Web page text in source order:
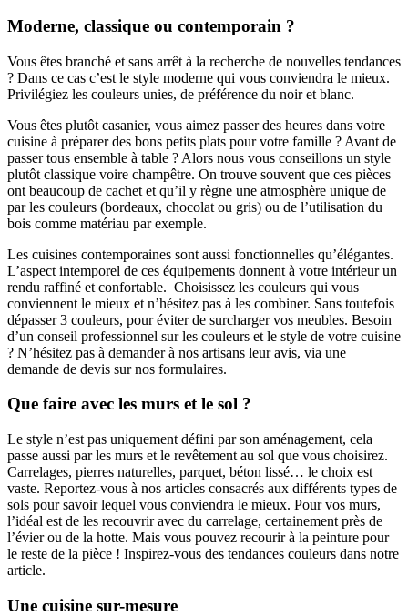
Moderne, classique ou contemporain ?
Vous êtes branché et sans arrêt à la recherche de nouvelles tendances
? Dans ce cas c’est le style moderne qui vous conviendra le mieux.
Privilégiez les couleurs unies, de préférence du noir et blanc.
Vous êtes plutôt casanier, vous aimez passer des heures dans votre
cuisine à préparer des bons petits plats pour votre famille ? Avant de
passer tous ensemble à table ? Alors nous vous conseillons un style
plutôt classique voire champêtre. On trouve souvent que ces pièces
ont beaucoup de cachet et qu’il y règne une atmosphère unique de
par les couleurs (bordeaux, chocolat ou gris) ou de l’utilisation du
bois comme matériau par exemple.
Les cuisines contemporaines sont aussi fonctionnelles qu’élégantes.
L’aspect intemporel de ces équipements donnent à votre intérieur un
rendu raffiné et confortable. Choisissez les couleurs qui vous
conviennent le mieux et n’hésitez pas à les combiner. Sans toutefois
dépasser 3 couleurs, pour éviter de surcharger vos meubles. Besoin
d’un conseil professionnel sur les couleurs et le style de votre cuisine
? N’hésitez pas à demander à nos artisans leur avis, via une
demande de devis sur nos formulaires.
Que faire avec les murs et le sol ?
Le style n’est pas uniquement défini par son aménagement, cela
passe aussi par les murs et le revêtement au sol que vous choisirez.
Carrelages, pierres naturelles, parquet, béton lissé… le choix est
vaste. Reportez-vous à nos articles consacrés aux différents types de
sols pour savoir lequel vous conviendra le mieux. Pour vos murs,
l’idéal est de les recouvrir avec du carrelage, certainement près de
l’évier ou de la hotte. Mais vous pouvez recourir à la peinture pour
le reste de la pièce ! Inspirez-vous des tendances couleurs dans notre
article.
Une cuisine sur-mesure